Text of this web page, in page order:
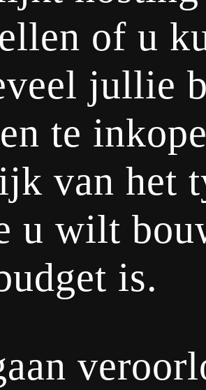
of u
jullie
te
van het
u wilt
is.